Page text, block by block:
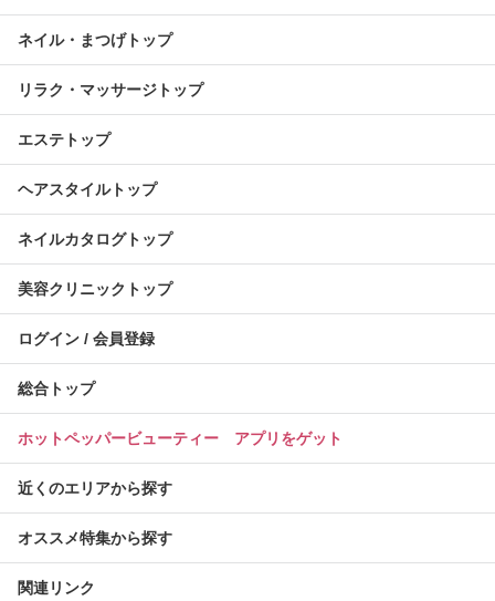
ネイル・まつげトップ
リラク・マッサージトップ
エステトップ
ヘアスタイルトップ
ネイルカタログトップ
美容クリニックトップ
ログイン / 会員登録
総合トップ
ホットペッパービューティー アプリをゲット
近くのエリアから探す
オススメ特集から探す
関連リンク